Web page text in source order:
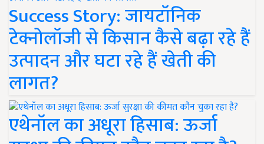
Success Story: जायटॉनिक
टेक्नोलॉजी से किसान कैसे बढ़ा रहे हैं
उत्पादन और घटा रहे हैं खेती की
लागत?
एथेनॉल का अधूरा हिसाब: ऊर्जा